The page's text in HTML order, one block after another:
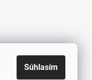
Súhlasím